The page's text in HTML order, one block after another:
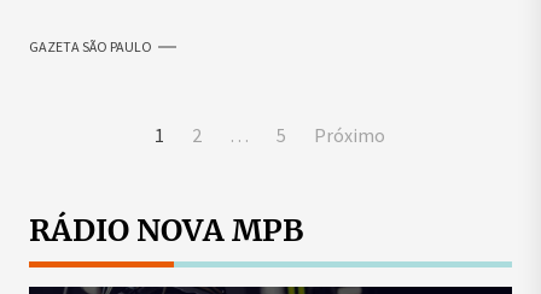
GAZETA SÃO PAULO
Paginação
posts
1 2 … 5 Próximo
RÁDIO NOVA MPB